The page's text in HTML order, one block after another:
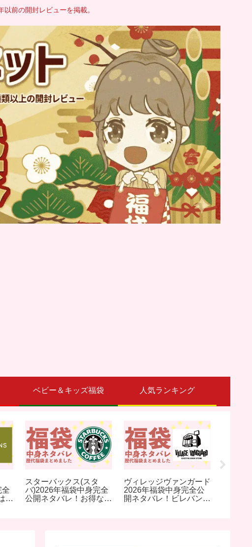
前の開封レビューを掲載。
ベビー＆キッズ福袋 人気ランキング
全
イ
スターバックス(スタ
バ)2026年福袋中身完全
公開ネタバレ！お得なド
ヴィレッジヴァンガード
2026年福袋中身完全公
開ネタバレ！ビレバン・